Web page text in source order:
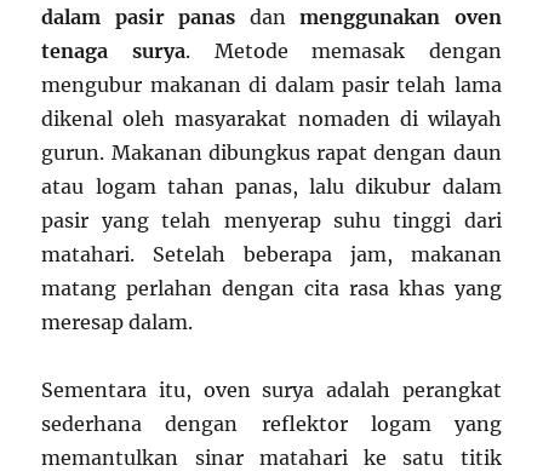
dalam pasir panas danmenggunakan oven
tenaga surya. Metode memasak dengan
mengubur makanan di dalam pasir telah lama
dikenal oleh masyarakat nomaden di wilayah
gurun. Makanan dibungkus rapat dengan daun
atau logam tahan panas, lalu dikubur dalam
pasir yang telah menyerap suhu tinggi dari
matahari. Setelah beberapa jam, makanan
matang perlahan dengan cita rasa khas yang
meresap dalam.
Sementara itu, oven surya adalah perangkat
sederhana dengan reflektor logam yang
memantulkan sinar matahari ke satu titik